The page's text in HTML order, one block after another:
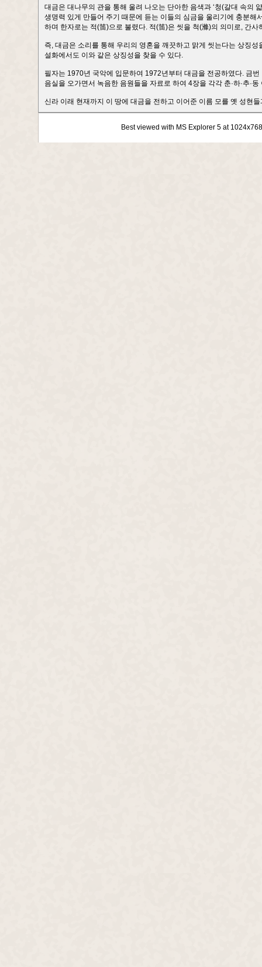
대금은 대나무의 관을 통해 울려 나오는 단아한 음색과 ‘청(갈대 속의
생명력 있게 만들어 주기 때문에 듣는 이들의 심금을 울리기에 충분
하며 한자로는 적(笛)으로 불렸다. 적(笛)은 씻을 척(滌)의 의미로, 간
즉, 대금은 소리를 통해 우리의 영혼을 깨끗하고 맑게 씻는다는 상징
설화에서도 이와 같은 상징성을 찾을 수 있다.
필자는 1970년 국악에 입문하여 1972년부터 대금을 전공하였다. 금
음실을 오가면서 녹음한 음원들을 자료로 하여 4장을 각각 춘·하·추·
신라 이래 현재까지 이 땅에 대금을 전하고 이어준 이름 모를 옛 성현
Best viewed with MS Explorer 5 at